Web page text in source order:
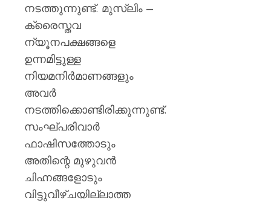
നടത്തുന്നുണ്ട്. മുസ്‌ലിം –
ക്രൈസ്തവ
ന്യൂനപക്ഷങ്ങളെ
ഉന്നമിട്ടുള്ള
നിയമനിർമാണങ്ങളും
അവർ
നടത്തിക്കൊണ്ടിരിക്കുന്നുണ്ട്.
സംഘ്പരിവാർ
ഫാഷിസത്തോടും
അതിന്റെ മുഴുവൻ
ചിഹ്നങ്ങളോടും
വിട്ടുവീഴ്ചയില്ലാത്ത